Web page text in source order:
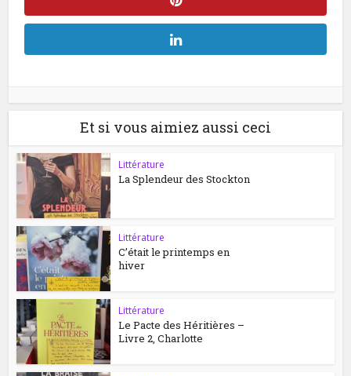
Et si vous aimiez aussi ceci
Littérature
La Splendeur des Stockton
Littérature
C’était le printemps en
hiver
Littérature
Le Pacte des Héritières –
Livre 2, Charlotte